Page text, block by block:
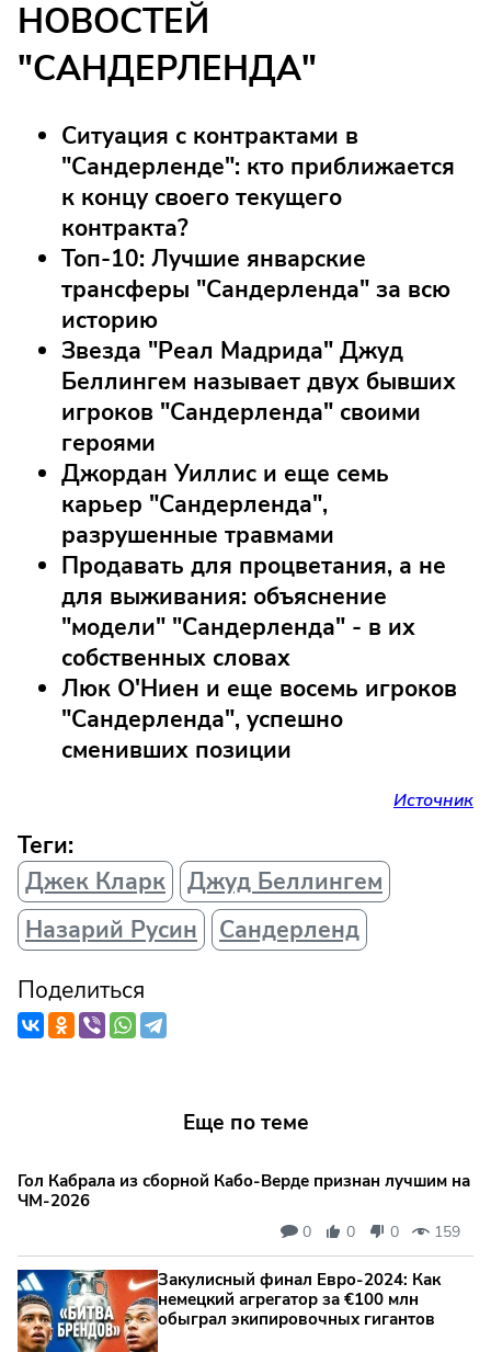
НОВОСТЕЙ
"САНДЕРЛЕНДА"
Ситуация с контрактами в
"Сандерленде": кто приближается
к концу своего текущего
контракта?
Топ-10: Лучшие январские
трансферы "Сандерленда" за всю
историю
Звезда "Реал Мадрида" Джуд
Беллингем называет двух бывших
игроков "Сандерленда" своими
героями
Джордан Уиллис и еще семь
карьер "Сандерленда",
разрушенные травмами
Продавать для процветания, а не
для выживания: объяснение
"модели" "Сандерленда" - в их
собственных словах
Люк О'Ниен и еще восемь игроков
"Сандерленда", успешно
сменивших позиции
Источник
Теги:
Джек Кларк
Джуд Беллингем
Назарий Русин
Сандерленд
Поделиться
Еще по теме
Гол Кабрала из сборной Кабо-Верде признан лучшим на
ЧМ-2026
0 0 0 159
Закулисный финал Евро-2024: Как
немецкий агрегатор за €100 млн
обыграл экипировочных гигантов